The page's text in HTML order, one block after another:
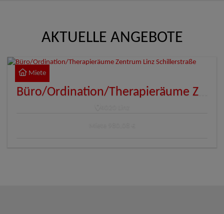
AKTUELLE ANGEBOTE
Miete